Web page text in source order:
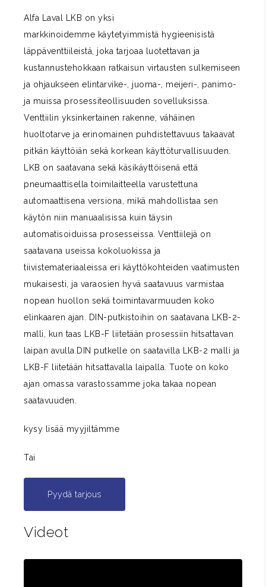
Alfa Laval LKB on yksi
markkinoidemme käytetyimmistä hygieenisistä
läppäventtiileistä, joka tarjoaa luotettavan ja
kustannustehokkaan ratkaisun virtausten sulkemiseen
ja ohjaukseen elintarvike-, juoma-, meijeri-, panimo-
ja muissa prosessiteollisuuden sovelluksissa.
Venttiilin yksinkertainen rakenne, vähäinen
huoltotarve ja erinomainen puhdistettavuus takaavat
pitkän käyttöiän sekä korkean käyttöturvallisuuden.
LKB on saatavana sekä käsikäyttöisenä että
pneumaattisella toimilaitteella varustettuna
automaattisena versiona, mikä mahdollistaa sen
käytön niin manuaalisissa kuin täysin
automatisoiduissa prosesseissa. Venttiilejä on
saatavana useissa kokoluokissa ja
tiivistemateriaaleissa eri käyttökohteiden vaatimusten
mukaisesti, ja varaosien hyvä saatavuus varmistaa
nopean huollon sekä toimintavarmuuden koko
elinkaaren ajan. DIN-putkistoihin on saatavana LKB-2-
malli, kun taas LKB-F liitetään prosessiin hitsattavan
laipan avulla.DIN putkelle on saatavilla LKB-2 malli ja
LKB-F liitetään hitsattavalla laipalla. Tuote on koko
ajan omassa varastossamme joka takaa nopean
saatavuuden.
kysy lisää myyjiltämme
Tai
Pyydä tarjous
Videot